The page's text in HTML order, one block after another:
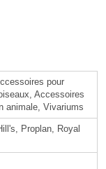
pour
Accessoires
animale, Vivariums
Proplan, Royal